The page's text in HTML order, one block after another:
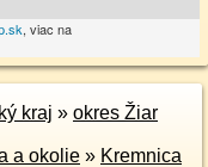
, viac na
kraj » okres Žiar
a okolie » Kremnica